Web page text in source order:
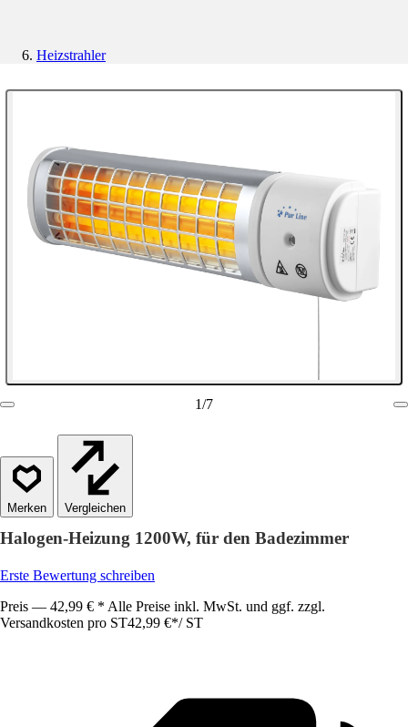
Heizstrahler
1/7
Vergleichen
Halogen-Heizung 1200W, für den Badezimmer
Erste Bewertung schreiben
Preis — 42,99 € * Alle Preise inkl. MwSt. und ggf. zzgl.
Versandkosten pro ST42,99 €*/ ST